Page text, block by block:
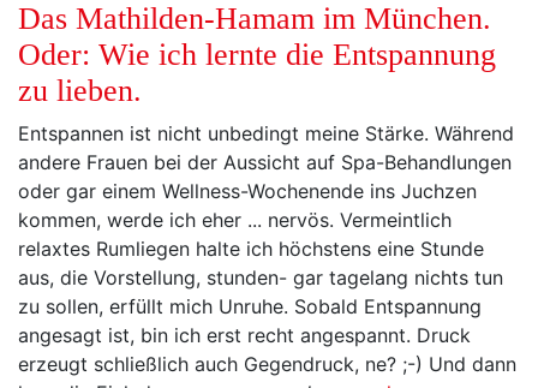
Das Mathilden-Hamam im München.
Oder: Wie ich lernte die Entspannung
zu lieben.
Entspannen ist nicht unbedingt meine Stärke. Während
andere Frauen bei der Aussicht auf Spa-Behandlungen
oder gar einem Wellness-Wochenende ins Juchzen
kommen, werde ich eher ... nervös. Vermeintlich
relaxtes Rumliegen halte ich höchstens eine Stunde
aus, die Vorstellung, stunden- gar tagelang nichts tun
zu sollen, erfüllt mich Unruhe. Sobald Entspannung
angesagt ist, bin ich erst recht angespannt. Druck
erzeugt schließlich auch Gegendruck, ne? ;-) Und dann